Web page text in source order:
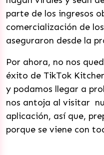
parte de los ingresos
comercialización de
aseguraron desde la
Por ahora, no nos
éxito de TikTok
y podamos llegar a
nos antoja al visitar
aplicación, así que,
porque se viene con